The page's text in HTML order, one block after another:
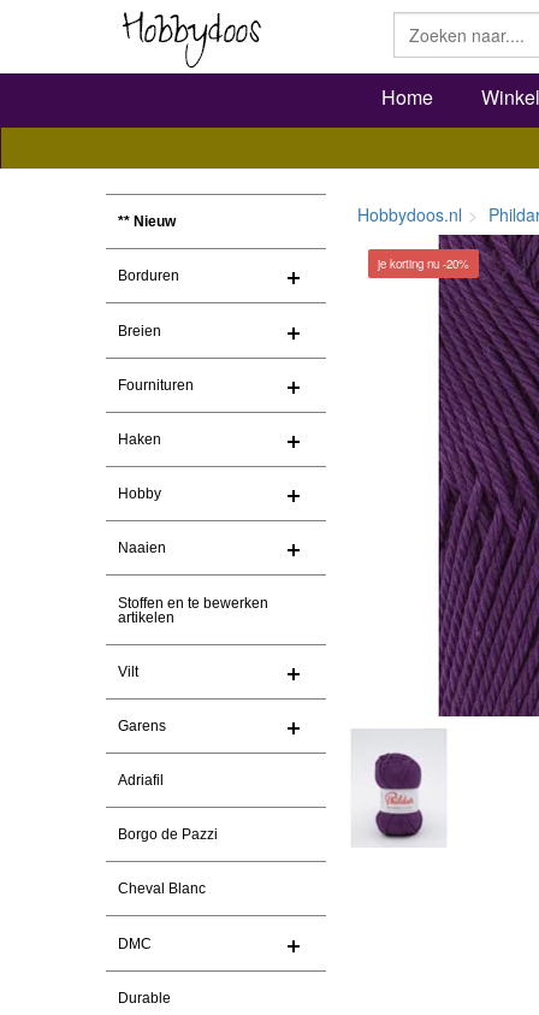
Home Winkel
** Nieuw
Borduren
Breien
Fournituren
Haken
Hobby
Naaien
Stoffen en te bewerken
artikelen
Vilt
Garens
Adriafil
Borgo de Pazzi
Cheval Blanc
DMC
Durable
Hobbydoos.nl
je korting nu -20%